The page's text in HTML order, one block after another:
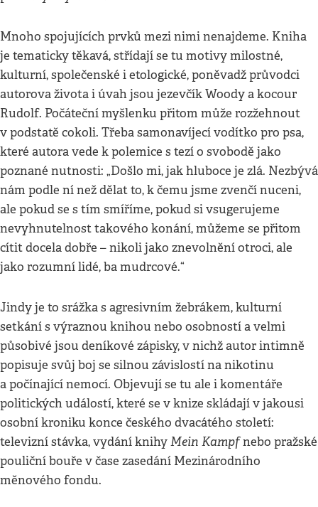
Mnoho spojujících prvků mezi nimi nenajdeme. Kniha
je tematicky těkavá, střídají se tu motivy milostné,
kulturní, společenské i etologické, poněvadž průvodci
autorova života i úvah jsou jezevčík Woody a kocour
Rudolf. Počáteční myšlenku přitom může rozžehnout
v podstatě cokoli. Třeba samonavíjecí vodítko pro psa,
které autora vede k polemice s tezí o svobodě jako
poznané nutnosti: „Došlo mi, jak hluboce je zlá. Nezbývá
nám podle ní než dělat to, k čemu jsme zvenčí nuceni,
ale pokud se s tím smíříme, pokud si vsugerujeme
nevyhnutelnost takového konání, můžeme se přitom
cítit docela dobře – nikoli jako znevolnění otroci, ale
jako rozumní lidé, ba mudrcové.“
Jindy je to srážka s agresivním žebrákem, kulturní
setkání s výraznou knihou nebo osobností a velmi
působivé jsou deníkové zápisky, v nichž autor intimně
popisuje svůj boj se silnou závislostí na nikotinu
a počínající nemocí. Objevují se tu ale i komentáře
politických událostí, které se v knize skládají v jakousi
osobní kroniku konce českého dvacátého století:
televizní stávka, vydání knihyMein Kampfnebo pražské
pouliční bouře v čase zasedání Mezinárodního
měnového fondu.